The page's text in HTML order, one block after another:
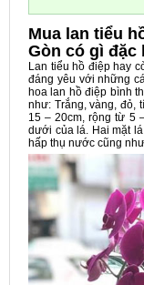
Mua lan tiểu
Gòn có gì đặc
Lan tiểu hồ điệp hay
đáng yêu với những
hoa lan hồ điệp bình
như: Trắng, vàng, đỏ,
15 – 20cm, rộng từ 5
dưới của lá. Hai mặt
hấp thụ nước cũng